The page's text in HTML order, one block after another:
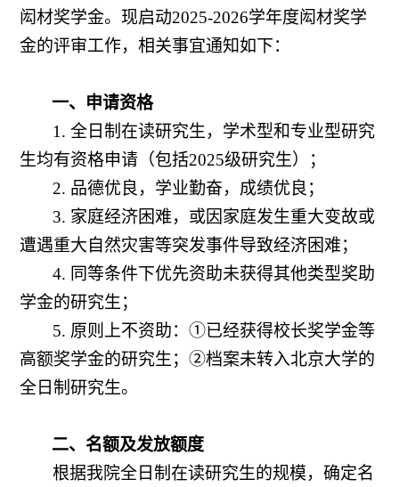
闳材奖学金。现启动2025-2026学年度闳材奖学
金的评审工作，相关事宜通知如下：
一、申请资格
1. 全日制在读研究生，学术型和专业型研究
生均有资格申请（包括2025级研究生）；
2. 品德优良，学业勤奋，成绩优良；
3. 家庭经济困难，或因家庭发生重大变故或
遭遇重大自然灾害等突发事件导致经济困难；
4. 同等条件下优先资助未获得其他类型奖助
学金的研究生；
5. 原则上不资助：①已经获得校长奖学金等
高额奖学金的研究生；②档案未转入北京大学的
全日制研究生。
二、名额及发放额度
根据我院全日制在读研究生的规模，确定名